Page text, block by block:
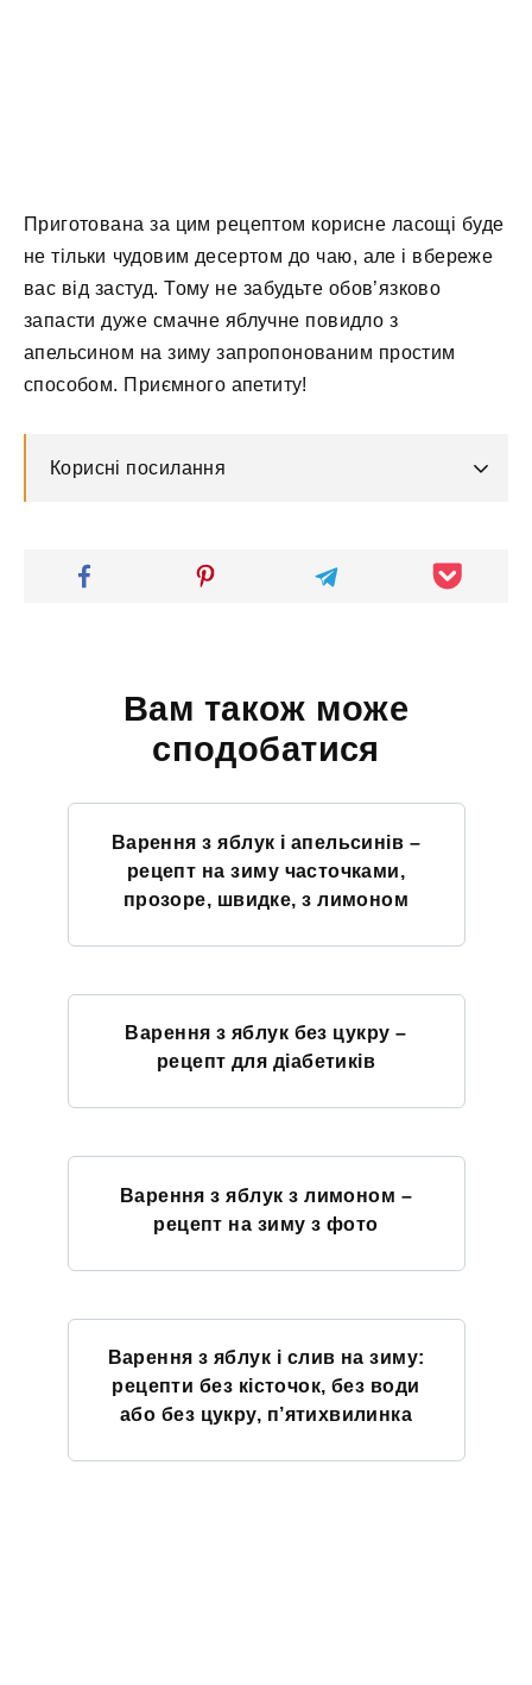
Приготована за цим рецептом корисне ласощі буде
не тільки чудовим десертом до чаю, але і вбереже
вас від застуд. Тому не забудьте обов’язково
запасти дуже смачне яблучне повидло з
апельсином на зиму запропонованим простим
способом. Приємного апетиту!
Корисні посилання
Вам також може
сподобатися
Варення з яблук і апельсинів –
рецепт на зиму часточками,
прозоре, швидке, з лимоном
Варення з яблук без цукру –
рецепт для діабетиків
Варення з яблук з лимоном –
рецепт на зиму з фото
Варення з яблук і слив на зиму:
рецепти без кісточок, без води
або без цукру, п’ятихвилинка